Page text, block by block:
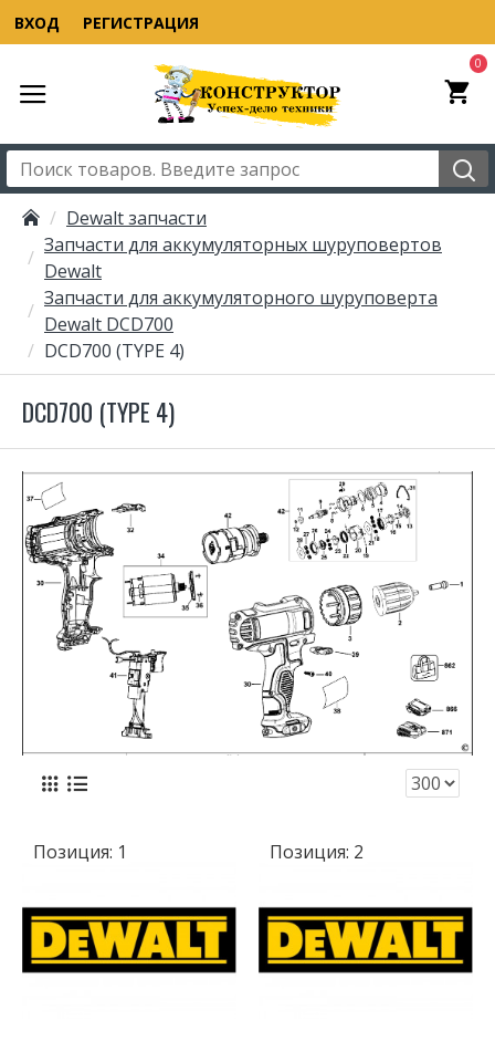
ВХОД РЕГИСТРАЦИЯ
0
Dewalt запчасти
Запчасти для аккумуляторных шуруповертов
Dewalt
Запчасти для аккумуляторного шуруповерта
Dewalt DCD700
DCD700 (TYPE 4)
DCD700 (TYPE 4)
Позиция: 1 Позиция: 2